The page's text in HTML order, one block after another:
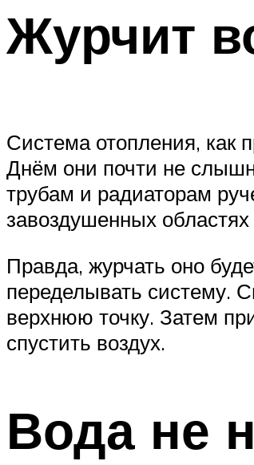
Журчит
Система отопления, как
Днём они почти не
трубам и радиаторам
завоздушенных
Правда, журчать оно
переделывать систему.
верхнюю точку. Затем
спустить воздух.
Вода не